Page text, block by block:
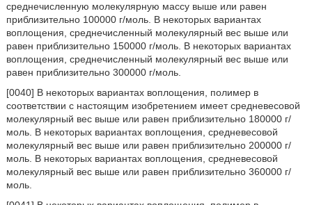
среднечисленную молекулярную массу выше или равен
приблизительно 100000 г/моль. В некоторых вариантах
воплощения, среднечисленный молекулярный вес выше или
равен приблизительно 150000 г/моль. В некоторых вариантах
воплощения, среднечисленный молекулярный вес выше или
равен приблизительно 300000 г/моль.
[0040] В некоторых вариантах воплощения, полимер в
соответствии с настоящим изобретением имеет средневесовой
молекулярный вес выше или равен приблизительно 180000 г/
моль. В некоторых вариантах воплощения, средневесовой
молекулярный вес выше или равен приблизительно 200000 г/
моль. В некоторых вариантах воплощения, средневесовой
молекулярный вес выше или равен приблизительно 360000 г/
моль.